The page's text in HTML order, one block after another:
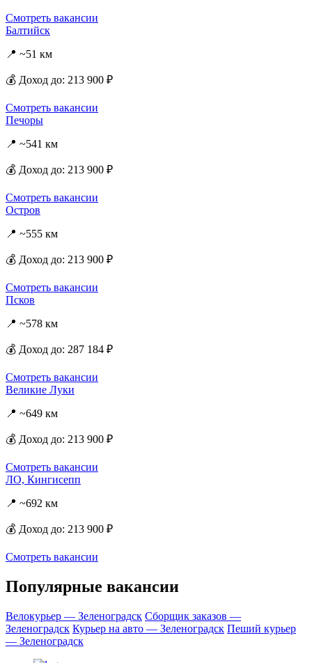
Смотреть вакансии
Балтийск
📍 ~51 км
💰 Доход до: 213 900 ₽
Смотреть вакансии
Печоры
📍 ~541 км
💰 Доход до: 213 900 ₽
Смотреть вакансии
Остров
📍 ~555 км
💰 Доход до: 213 900 ₽
Смотреть вакансии
Псков
📍 ~578 км
💰 Доход до: 287 184 ₽
Смотреть вакансии
Великие Луки
📍 ~649 км
💰 Доход до: 213 900 ₽
Смотреть вакансии
ЛО, Кингисепп
📍 ~692 км
💰 Доход до: 213 900 ₽
Смотреть вакансии
Популярные вакансии
Велокурьер — Зеленоградск Сборщик заказов —
Зеленоградск Курьер на авто — Зеленоградск Пеший курьер
— Зеленоградск